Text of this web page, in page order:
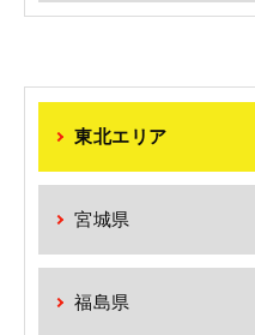
東北エリア
宮城県
福島県